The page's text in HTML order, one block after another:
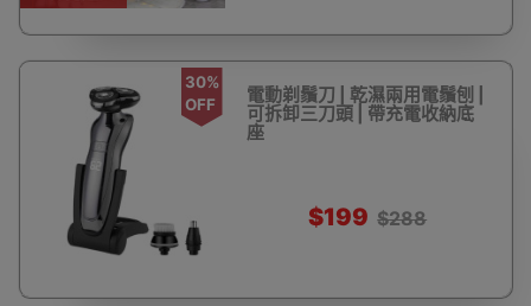
30%
OFF
電動剃鬚刀 | 乾濕兩用電鬚刨 |
可拆卸三刀頭 | 帶充電收納底
座
$199 $288